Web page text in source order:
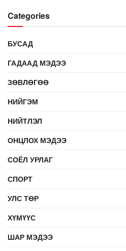
Categories
БУСАД
ГАДААД МЭДЭЭ
ЗӨВЛӨГӨӨ
НИЙГЭМ
НИЙТЛЭЛ
ОНЦЛОХ МЭДЭЭ
СОЁЛ УРЛАГ
СПОРТ
УЛС ТӨР
ХҮМҮҮС
ШАР МЭДЭЭ